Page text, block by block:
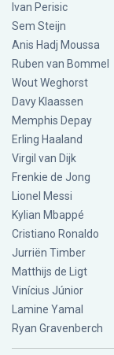
Ivan Perisic
Sem Steijn
Anis Hadj Moussa
Ruben van Bommel
Wout Weghorst
Davy Klaassen
Memphis Depay
Erling Haaland
Virgil van Dijk
Frenkie de Jong
Lionel Messi
Kylian Mbappé
Cristiano Ronaldo
Jurriën Timber
Matthijs de Ligt
Vinícius Júnior
Lamine Yamal
Ryan Gravenberch